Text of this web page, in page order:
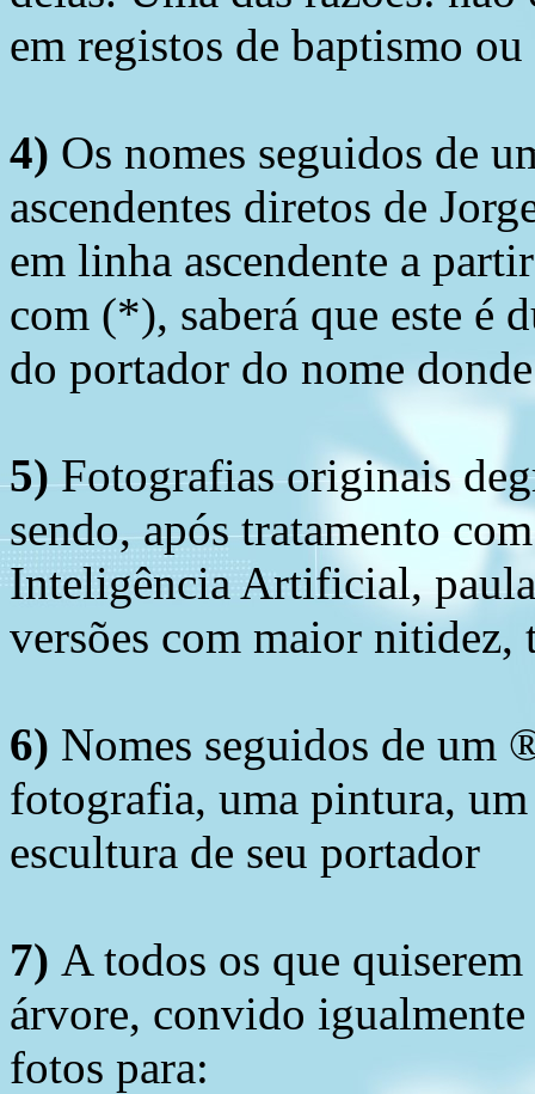
em registos de baptismo
4) Os nomes seguidos de
ascendentes diretos de
em linha ascendente a
com (*), saberá que este é
do portador do nome
5)Fotografias originais
sendo, após tratamento
Inteligência Artificial,
versões com maior nitidez,
6) Nomes seguidos de um
fotografia, uma pintura,
escultura de seu portador
7) A todos os que
árvore, convido
fotos para: